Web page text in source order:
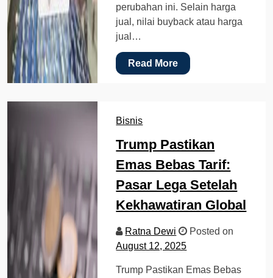
perubahan ini. Selain harga
jual, nilai buyback atau harga
jual…
Read More
Bisnis
Trump Pastikan
Emas Bebas Tarif:
Pasar Lega Setelah
Kekhawatiran Global
Ratna Dewi
Posted on
August 12, 2025
Trump Pastikan Emas Bebas